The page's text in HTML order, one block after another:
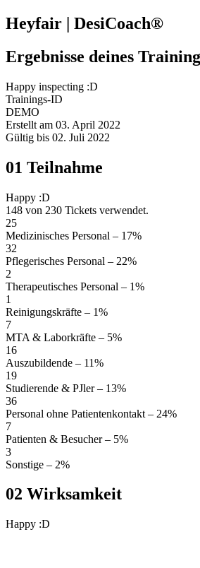
Heyfair | DesiCoach®
Ergebnisse deines
Happy inspecting :D
Trainings-ID
DEMO
Erstellt am 03. April 2022
Gültig bis 02. Juli 2022
01 Teilnahme
Happy :D
148 von 230 Tickets verwendet.
25
Medizinisches Personal – 17%
32
Pflegerisches Personal – 22%
2
Therapeutisches Personal – 1%
1
Reinigungskräfte – 1%
7
MTA & Laborkräfte – 5%
16
Auszubildende – 11%
19
Studierende & PJler– 13%
36
Personal ohne Patientenkontakt – 24%
7
Patienten & Besucher– 5%
3
Sonstige – 2%
02 Wirksamkeit
Happy :D